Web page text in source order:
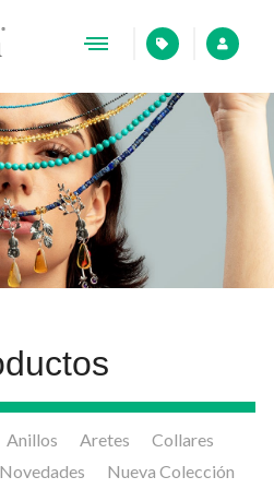
Anillos Aretes
Collares
Novedades
Nueva Colección